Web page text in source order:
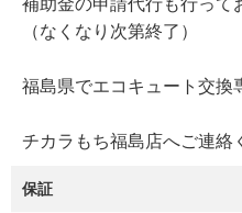
補助金の申請代行も行って
（なくなり次第終了）
福島県でエコキュート交換
チカラもち福島店へご連絡
保証